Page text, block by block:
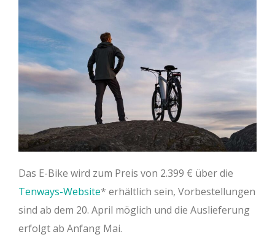
Das E-Bike wird zum Preis von 2.399 € über die
Tenways-Website
erhältlich sein, Vorbestellungen
sind ab dem 20. April möglich und die Auslieferung
erfolgt ab Anfang Mai.